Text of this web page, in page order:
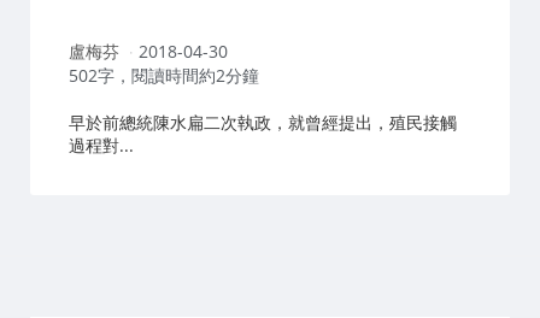
作
者：
盧梅芬
2018-04-30
502字，閱讀時間約2分鐘
早於前總統陳水扁二次執政，就曾經提出，殖民接觸
過程對...